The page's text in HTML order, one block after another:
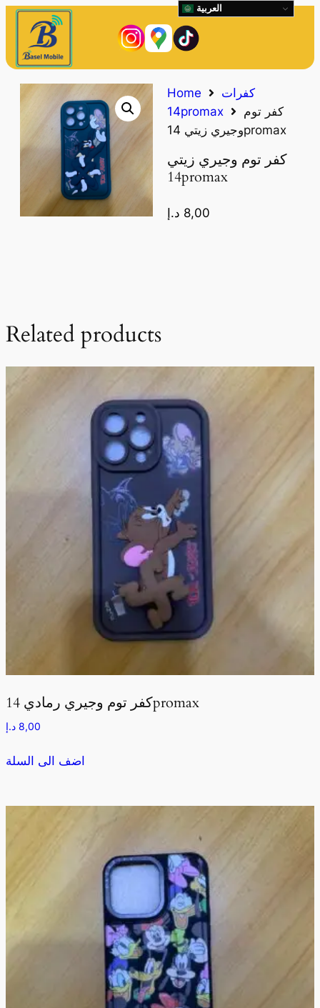
Home
كفرات
14promax
كفر توم
وجيري زيتي 14promax
كفر توم وجيري زيتي
14promax
8,00 د.إ
Related products
كفر توم وجيري رمادي 14promax
8,00 د.إ
اضف الى السلة
العربية